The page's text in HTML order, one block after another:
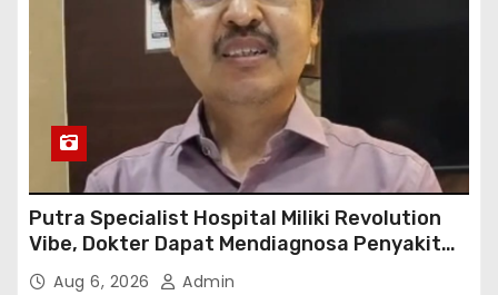
Putra Specialist Hospital Miliki Revolution
Vibe, Dokter Dapat Mendiagnosa Penyakit
dengan Tepat
Aug 6, 2026 Admin